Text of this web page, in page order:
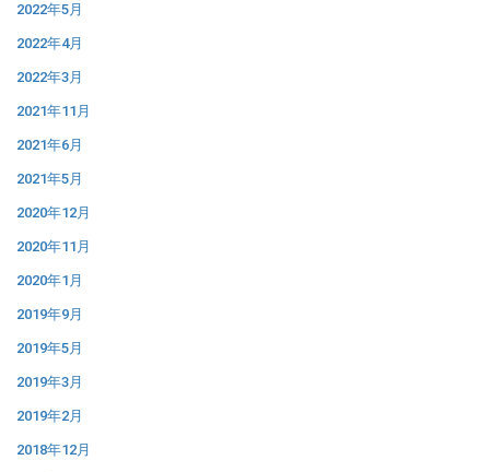
2022年5月
2022年4月
2022年3月
2021年11月
2021年6月
2021年5月
2020年12月
2020年11月
2020年1月
2019年9月
2019年5月
2019年3月
2019年2月
2018年12月